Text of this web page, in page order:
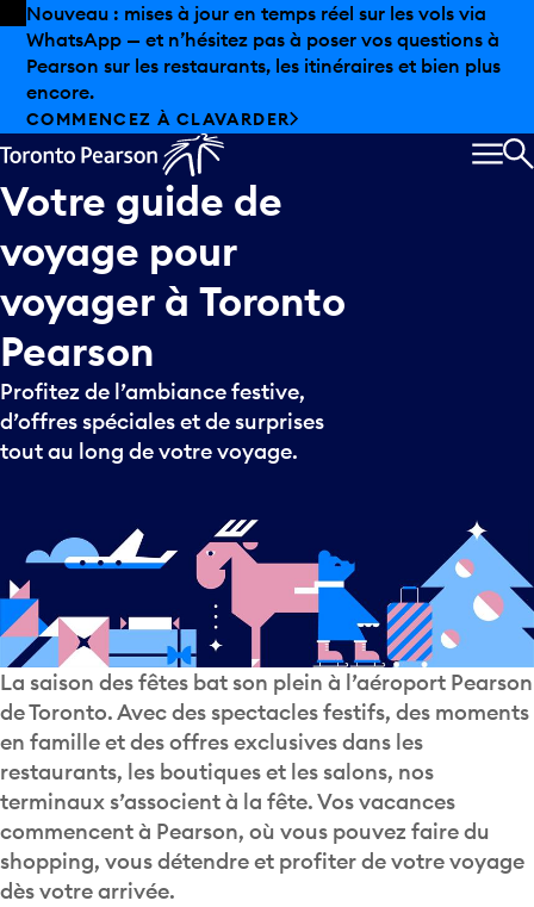
Skip to offers
Passer au contenu principal
Nouveau : mises à jour en temps réel sur les vols via
WhatsApp — et n’hésitez pas à poser vos questions à
Pearson sur les restaurants, les itinéraires et bien plus
encore.
COMMENCEZ À CLAVARDER
Votre guide de
voyage pour
voyager à Toronto
Pearson
Profitez de l’ambiance festive,
d’offres spéciales et de surprises
tout au long de votre voyage.
La saison des fêtes bat son plein à l’aéroport Pearson
de Toronto. Avec des spectacles festifs, des moments
en famille et des offres exclusives dans les
restaurants, les boutiques et les salons, nos
terminaux s’associent à la fête. Vos vacances
commencent à Pearson, où vous pouvez faire du
shopping, vous détendre et profiter de votre voyage
dès votre arrivée.